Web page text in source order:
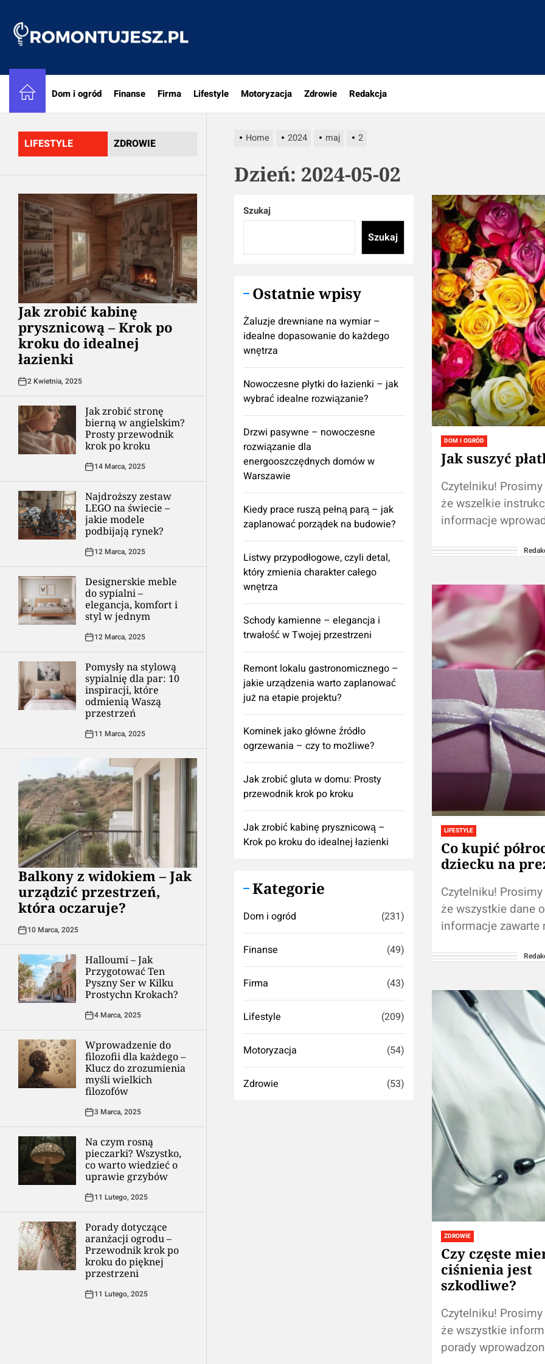
content
Dom i ogród Finanse Firma Lifestyle Motoryzacja Zdrowie Redakcja
LIFESTYLE ZDROWIE
Jak zrobić kabinę
prysznicową – Krok po
kroku do idealnej
łazienki
2 Kwietnia, 2025
Jak zrobić stronę
bierną w angielskim?
Prosty przewodnik
krok po kroku
14 Marca, 2025
Najdroższy zestaw
LEGO na świecie –
jakie modele
podbijają rynek?
12 Marca, 2025
Designerskie meble
do sypialni –
elegancja, komfort i
styl w jednym
12 Marca, 2025
Pomysły na stylową
sypialnię dla par: 10
inspiracji, które
odmienią Waszą
przestrzeń
11 Marca, 2025
Balkony z widokiem – Jak
urządzić przestrzeń,
która oczaruje?
10 Marca, 2025
Halloumi – Jak
Przygotować Ten
Pyszny Ser w Kilku
Prostychn Krokach?
4 Marca, 2025
Wprowadzenie do
filozofii dla każdego –
Klucz do zrozumienia
myśli wielkich
filozofów
3 Marca, 2025
Na czym rosną
pieczarki? Wszystko,
co warto wiedzieć o
uprawie grzybów
11 Lutego, 2025
Porady dotyczące
aranżacji ogrodu –
Przewodnik krok po
kroku do pięknej
przestrzeni
11 Lutego, 2025
Home 2024 maj 2
Dzień: 2024-05-02
DOM I OGRÓD
Jak suszyć
Czytelniku!
że wszelkie
informacje
osobistej
Korzystanie z
zawartych na
LIFESTYLE
Co kupić
dziecku na
Czytelniku!
że wszystkie dane
informacje zawarte
konsultacji ze
Korzystanie z treści
umieszczonych na
blogu...
ZDROWIE
Czy częste
ciśnienia jest
szkodliwe?
Czytelniku!
że wszystkie
porady
Szukaj
Szukaj
Ostatnie wpisy
Żaluzje drewniane na wymiar –
idealne dopasowanie do każdego
wnętrza
Nowoczesne płytki do łazienki – jak
wybrać idealne rozwiązanie?
Drzwi pasywne – nowoczesne
rozwiązanie dla
energooszczędnych domów w
Warszawie
Kiedy prace ruszą pełną parą – jak
zaplanować porządek na budowie?
Listwy przypodłogowe, czyli detal,
który zmienia charakter całego
wnętrza
Schody kamienne – elegancja i
trwałość w Twojej przestrzeni
​Remont lokalu gastronomicznego –
jakie urządzenia warto zaplanować
już na etapie projektu?
Kominek jako główne źródło
ogrzewania – czy to możliwe?
Jak zrobić gluta w domu: Prosty
przewodnik krok po kroku
Jak zrobić kabinę prysznicową –
Krok po kroku do idealnej łazienki
Kategorie
Dom i ogród (231)
Finanse (49)
Firma (43)
Lifestyle (209)
Motoryzacja (54)
Zdrowie (53)